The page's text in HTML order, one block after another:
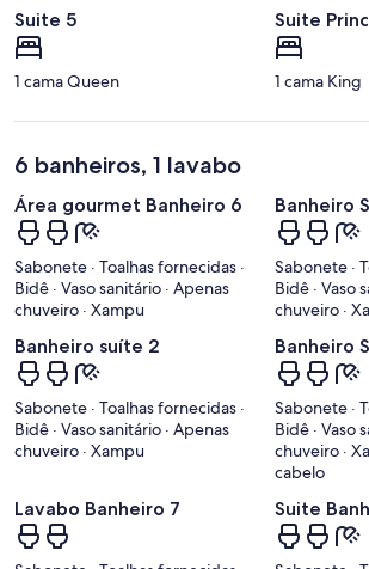
Suite 5
1 cama Queen
Suite
1 cama King
6 banheiros, 1 lavabo
Área gourmet Banheiro 6
Sabonete · Toalhas fornecidas ·
Bidê · Vaso sanitário · Apenas
chuveiro · Xampu
Banheiro
Sabonete ·
Bidê · Vaso
chuveiro ·
Banheiro suíte 2
Sabonete · Toalhas fornecidas ·
Bidê · Vaso sanitário · Apenas
chuveiro · Xampu
Banheiro
Sabonete ·
Bidê · Vaso
chuveiro ·
cabelo
Lavabo Banheiro 7 Suite